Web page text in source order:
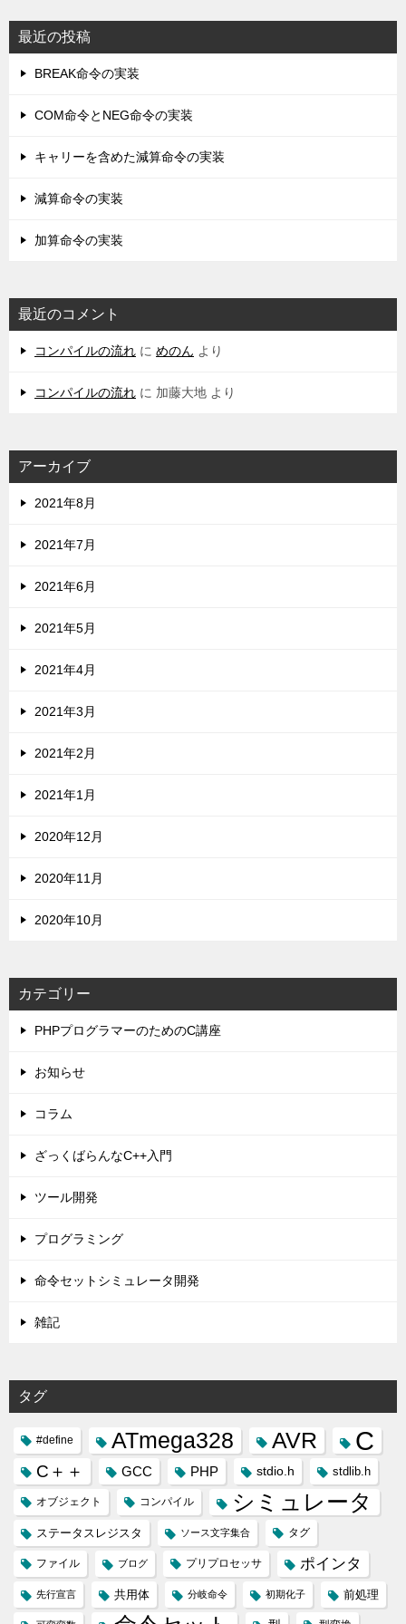
最近の投稿
BREAK命令の実装
COM命令とNEG命令の実装
キャリーを含めた減算命令の実装
減算命令の実装
加算命令の実装
最近のコメント
コンパイルの流れ に めのん より
コンパイルの流れ に 加藤大地 より
アーカイブ
2021年8月
2021年7月
2021年6月
2021年5月
2021年4月
2021年3月
2021年2月
2021年1月
2020年12月
2020年11月
2020年10月
カテゴリー
PHPプログラマーのためのC講座
お知らせ
コラム
ざっくばらんなC++入門
ツール開発
プログラミング
命令セットシミュレータ開発
雑記
タグ
#define ATmega328 AVR C
C＋＋ GCC PHP stdio.h stdlib.h
オブジェクト コンパイル シミュレータ
ステータスレジスタ ソース文字集合 タグ
ファイル ブログ プリプロセッサ ポインタ
先行宣言 共用体 分岐命令 初期化子 前処理